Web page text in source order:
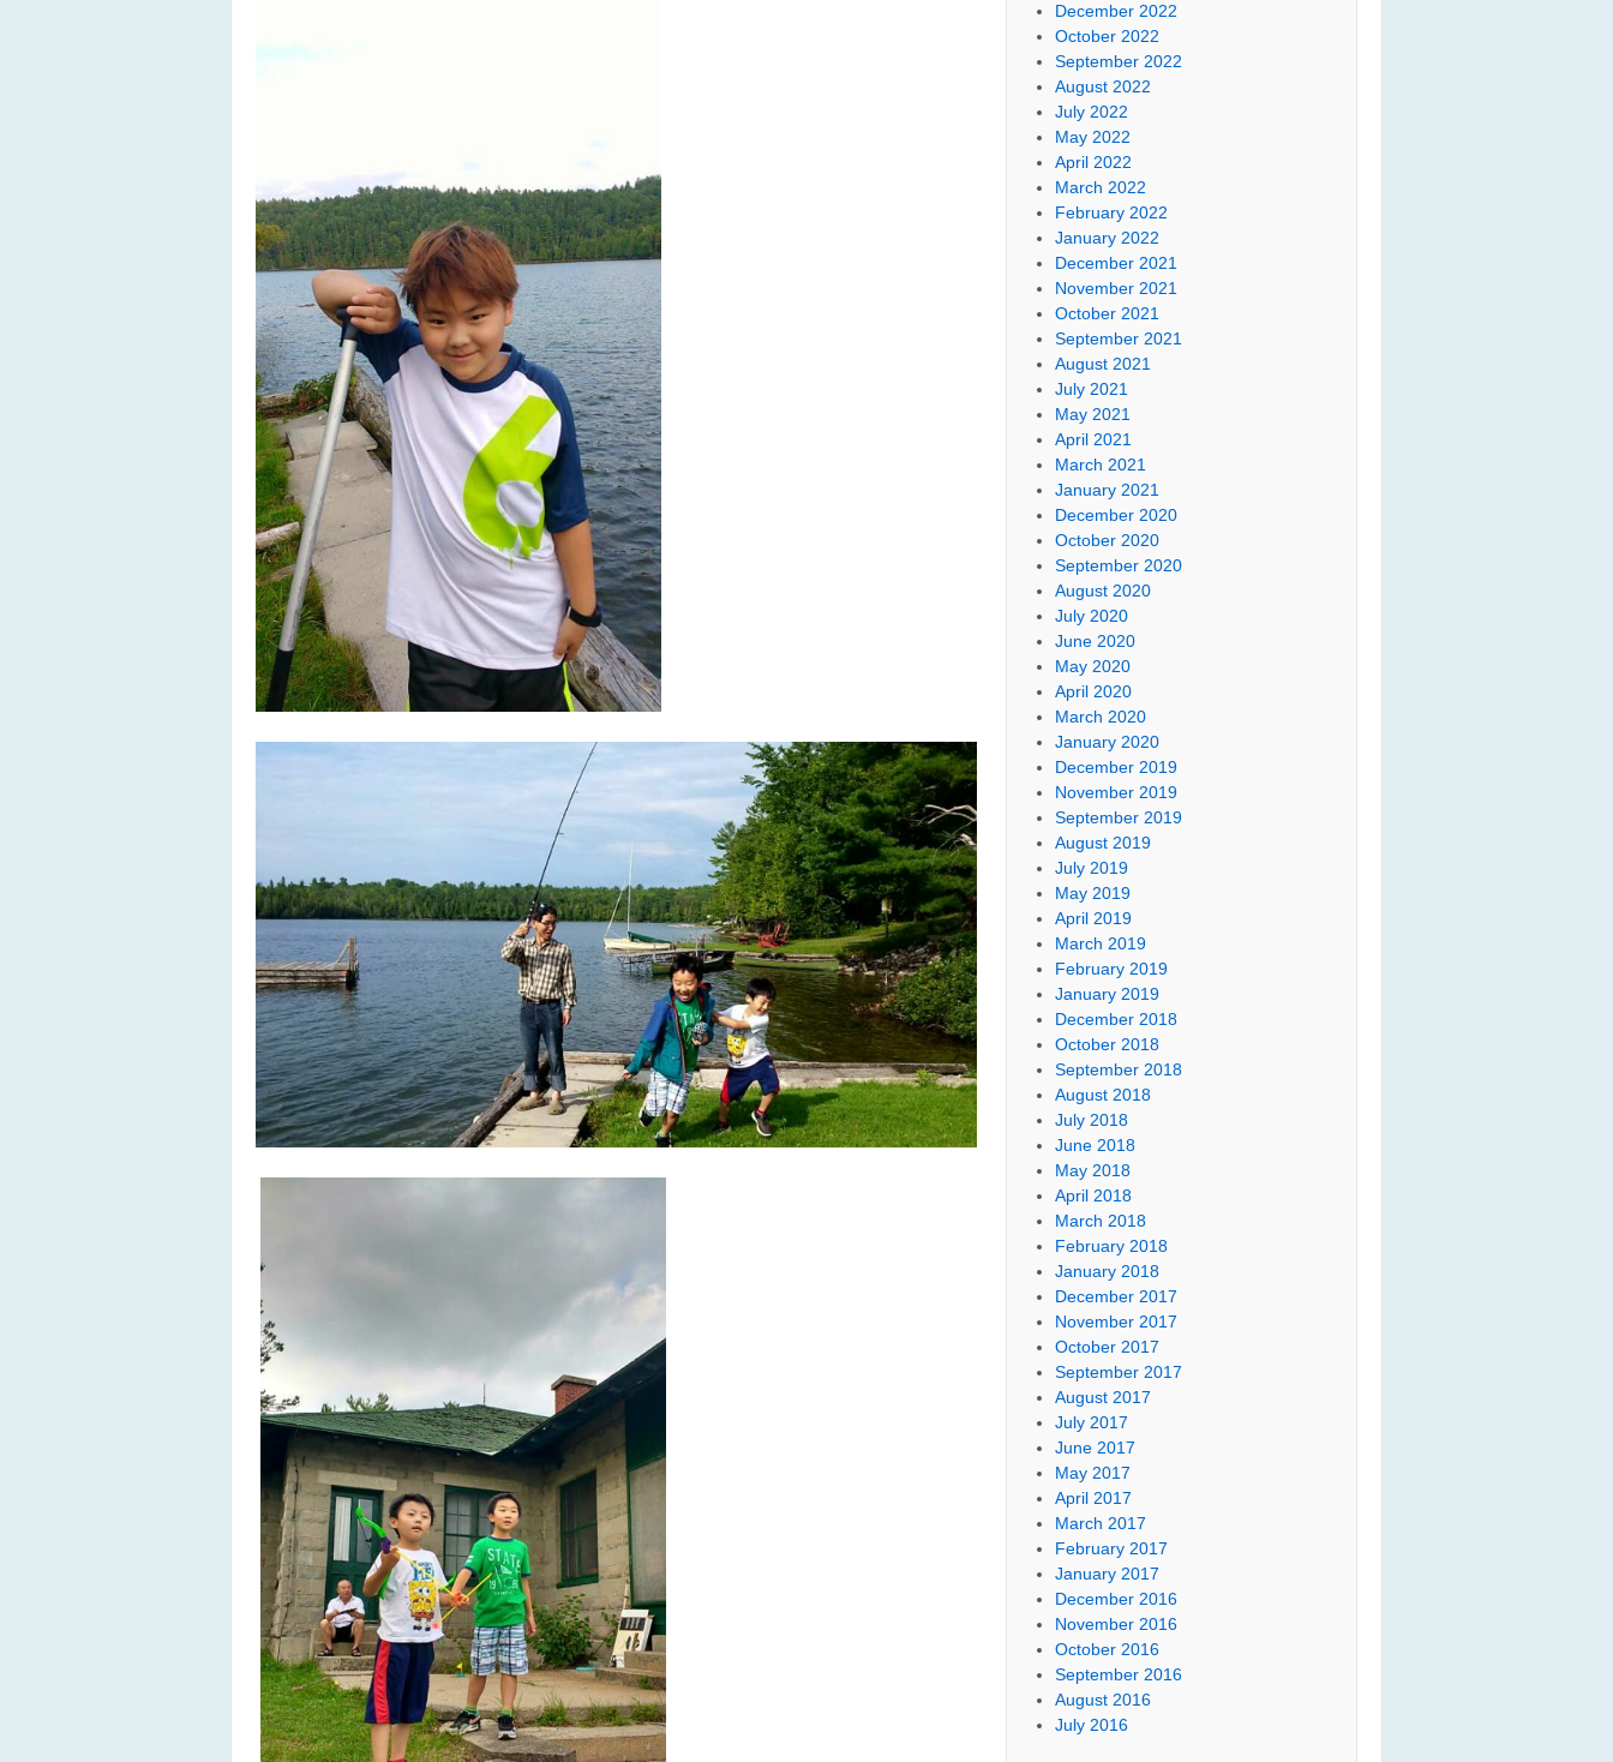
December 2022
October 2022
September 2022
August 2022
July 2022
May 2022
April 2022
March 2022
February 2022
January 2022
December 2021
November 2021
October 2021
September 2021
August 2021
July 2021
May 2021
April 2021
March 2021
January 2021
December 2020
October 2020
September 2020
August 2020
July 2020
June 2020
May 2020
April 2020
March 2020
January 2020
December 2019
November 2019
September 2019
August 2019
July 2019
May 2019
April 2019
March 2019
February 2019
January 2019
December 2018
October 2018
September 2018
August 2018
July 2018
June 2018
May 2018
April 2018
March 2018
February 2018
January 2018
December 2017
November 2017
October 2017
September 2017
August 2017
July 2017
June 2017
May 2017
April 2017
March 2017
February 2017
January 2017
December 2016
November 2016
October 2016
September 2016
August 2016
July 2016